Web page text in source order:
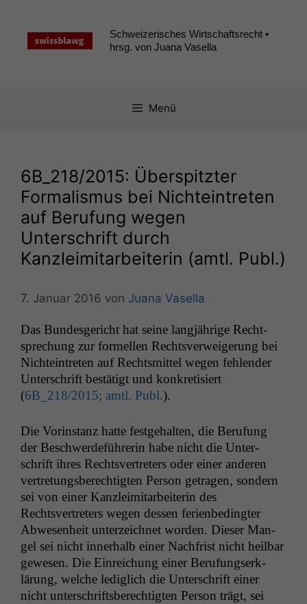
springen
Schweizerisches Wirtschaftsrecht •
hrsg. von Juana Vasella
Menü
6B_218/2015: Überspitzter
Formalismus bei Nichteintreten
auf Berufung wegen
Unterschrift durch
Kanzleimitarbeiterin (amtl. Publ.)
7. Januar 2016 von Juana Vasella
Das Bun­des­gericht hat seine langjährige Recht­
sprechung zur formellen Rechtsver­weigerung bei
Nichtein­treten auf Rechtsmit­tel wegen fehlen­der
Unter­schrift bestätigt und konkretisiert
(6B_218/2015; amtl. Publ.).
Die Vorin­stanz hat­te fest­ge­hal­ten, die Beru­fung
der Beschw­erde­führerin habe nicht die Unter­
schrift ihres Rechtsvertreters oder ein­er anderen
vertre­tungs­berechtigten Per­son getra­gen, son­dern
sei von ein­er Kan­zleim­i­tar­bei­t­erin des
Rechtsvertreters wegen dessen ferienbe­d­ingter
Abwe­sen­heit unterze­ich­net wor­den. Dieser Man­
gel sei nicht inner­halb ein­er Nach­frist nicht heil­bar
gewe­sen. Die Ein­re­ichung ein­er Beru­fungserk­
lärung, welche lediglich die Unter­schrift ein­er
nicht unter­schrifts­berechtigten Per­son trägt, sei